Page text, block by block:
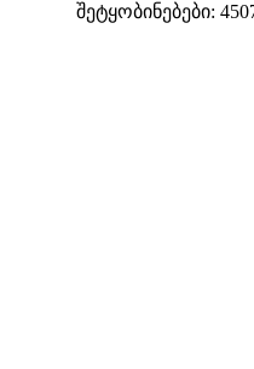
შეტყობინებები: